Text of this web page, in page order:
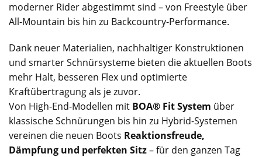
moderner Rider abgestimmt sind – von Freestyle über
All-Mountain bis hin zu Backcountry-Performance.
Dank neuer Materialien, nachhaltiger Konstruktionen
und smarter Schnürsysteme bieten die aktuellen Boots
mehr Halt, besseren Flex und optimierte
Kraftübertragung als je zuvor.
Von High-End-Modellen mit BOA® Fit System über
klassische Schnürungen bis hin zu Hybrid-Systemen
vereinen die neuen Boots Reaktionsfreude,
Dämpfung und perfekten Sitz– für den ganzen Tag